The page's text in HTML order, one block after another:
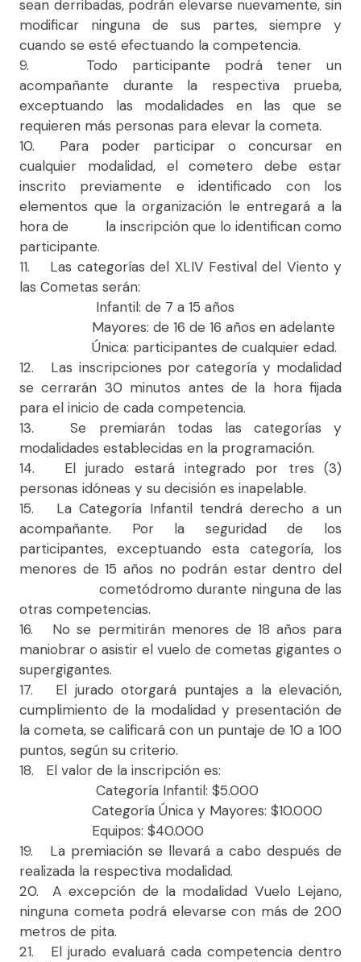
sean derribadas, podrán elevarse nuevamente, sin
modificar ninguna de sus partes, siempre y
cuando se esté efectuando la competencia.
9. Todo participante podrá tener un
acompañante durante la respectiva prueba,
exceptuando las modalidades en las que se
requieren más personas para elevar la cometa.
10. Para poder participar o concursar en
cualquier modalidad, el cometero debe estar
inscrito previamente e identificado con los
elementos que la organización le entregará a la
hora de la inscripción que lo identifican como
participante.
11. Las categorías del XLIV Festival del Viento y
las Cometas serán:
Infantil: de 7 a 15 años
Mayores: de 16 de 16 años en adelante
Única: participantes de cualquier edad.
12. Las inscripciones por categoría y modalidad
se cerrarán 30 minutos antes de la hora fijada
para el inicio de cada competencia.
13. Se premiarán todas las categorías y
modalidades establecidas en la programación.
14. El jurado estará integrado por tres (3)
personas idóneas y su decisión es inapelable.
15. La Categoría Infantil tendrá derecho a un
acompañante. Por la seguridad de los
participantes, exceptuando esta categoría, los
menores de 15 años no podrán estar dentro del
cometódromo durante ninguna de las
otras competencias.
16. No se permitirán menores de 18 años para
maniobrar o asistir el vuelo de cometas gigantes o
supergigantes.
17. El jurado otorgará puntajes a la elevación,
cumplimiento de la modalidad y presentación de
la cometa, se calificará con un puntaje de 10 a 100
puntos, según su criterio.
18. El valor de la inscripción es:
Categoría Infantil: $5.000
Categoría Única y Mayores: $10.000
Equipos: $40.000
19. La premiación se llevará a cabo después de
realizada la respectiva modalidad.
20. A excepción de la modalidad Vuelo Lejano,
ninguna cometa podrá elevarse con más de 200
metros de pita.
21. El jurado evaluará cada competencia dentro